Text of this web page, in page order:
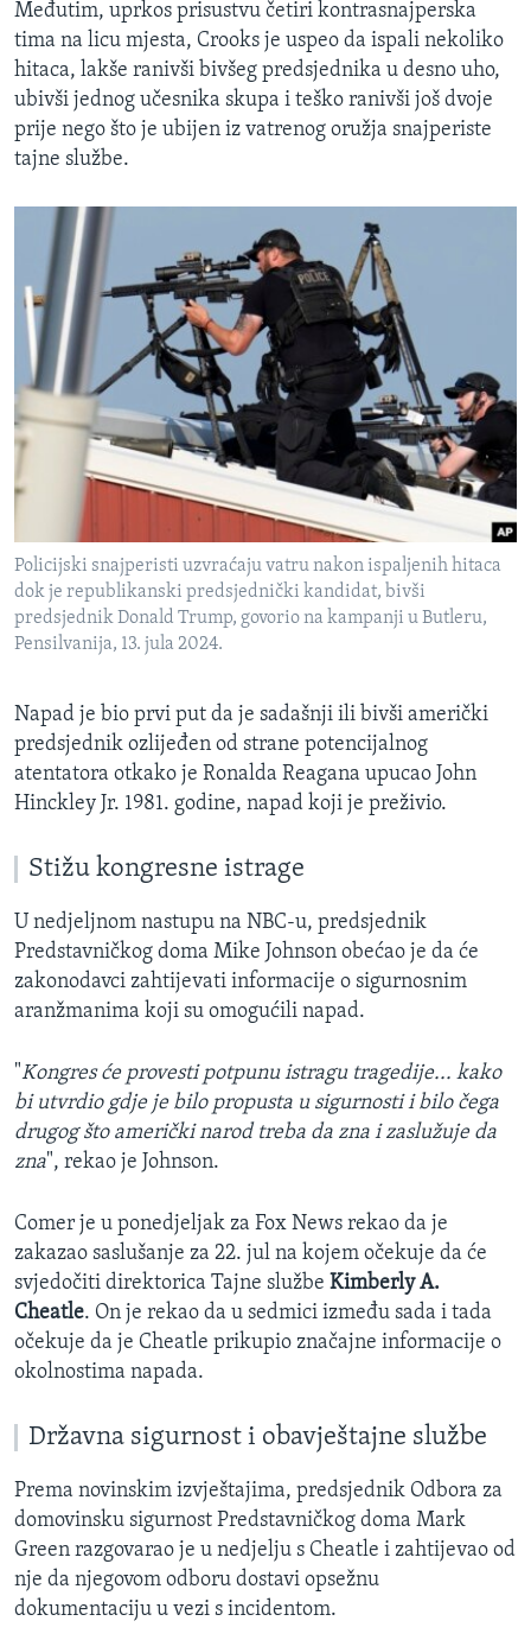
Međutim, uprkos prisustvu četiri kontrasnajperska
tima na licu mjesta, Crooks je uspeo da ispali nekoliko
hitaca, lakše ranivši bivšeg predsjednika u desno uho,
ubivši jednog učesnika skupa i teško ranivši još dvoje
prije nego što je ubijen iz vatrenog oružja snajperiste
tajne službe.
Policijski snajperisti uzvraćaju vatru nakon ispaljenih hitaca
dok je republikanski predsjednički kandidat, bivši
predsjednik Donald Trump, govorio na kampanji u Butleru,
Pensilvanija, 13. jula 2024.
Napad je bio prvi put da je sadašnji ili bivši američki
predsjednik ozlijeđen od strane potencijalnog
atentatora otkako je Ronalda Reagana upucao John
Hinckley Jr. 1981. godine, napad koji je preživio.
Stižu kongresne istrage
U nedjeljnom nastupu na NBC-u, predsjednik
Predstavničkog doma Mike Johnson obećao je da će
zakonodavci zahtijevati informacije o sigurnosnim
aranžmanima koji su omogućili napad.
"Kongres će provesti potpunu istragu tragedije... kako
bi utvrdio gdje je bilo propusta u sigurnosti i bilo čega
drugog što američki narod treba da zna i zaslužuje da
zna", rekao je Johnson.
Comer je u ponedjeljak za Fox News rekao da je
zakazao saslušanje za 22. jul na kojem očekuje da će
svjedočiti direktorica Tajne službe Kimberly A.
Cheatle. On je rekao da u sedmici između sada i tada
očekuje da je Cheatle prikupio značajne informacije o
okolnostima napada.
Državna sigurnost i obavještajne službe
Prema novinskim izvještajima, predsjednik Odbora za
domovinsku sigurnost Predstavničkog doma Mark
Green razgovarao je u nedjelju s Cheatle i zahtijevao od
nje da njegovom odboru dostavi opsežnu
dokumentaciju u vezi s incidentom.